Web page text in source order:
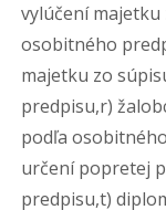
vylúčení
osobitného
majetku zo
predpisu,r)
podľa
určení popretej
predpisu,t)